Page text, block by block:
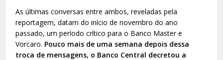
As últimas conversas entre ambos, reveladas pela
reportagem, datam do início de novembro do ano
passado, um período crítico para o Banco Master e
Vorcaro. Pouco mais de uma semana depois dessa
troca de mensagens, o Banco Central decretou a